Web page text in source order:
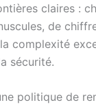
claires :
de
complexité
sécurité.
politique de